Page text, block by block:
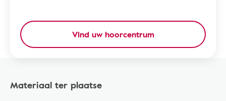
Vind uw hoorcentrum
Materiaal ter plaatse